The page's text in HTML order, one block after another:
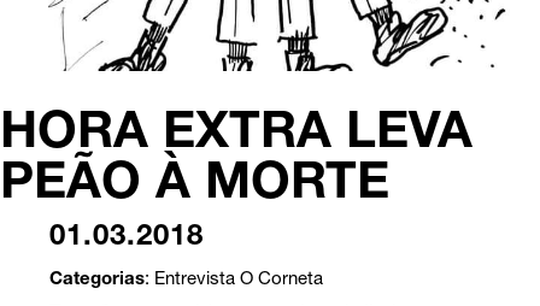
HORA EXTRA LEVA
PEÃO À MORTE
01.03.2018
Categorias: Entrevista O Corneta